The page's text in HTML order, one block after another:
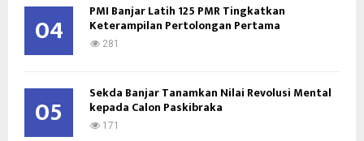
04 PMI Banjar Latih 125 PMR Tingkatkan
Keterampilan Pertolongan Pertama
281
05 Sekda Banjar Tanamkan Nilai Revolusi Mental
kepada Calon Paskibraka
171